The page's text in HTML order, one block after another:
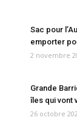
Sac pour
emporter
2 novembre
Grande
îles qui vont
26 octobre